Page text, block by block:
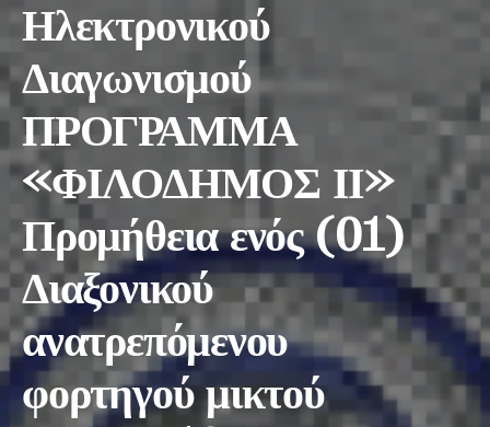
Ηλεκτρονικού
Διαγωνισμού
ΠΡΟΓΡΑΜΜΑ
«ΦΙΛΟΔΗΜΟΣ ΙΙ»
Προμήθεια ενός (01)
Διαξονικού
ανατρεπόμενου
φορτηγού μικτού